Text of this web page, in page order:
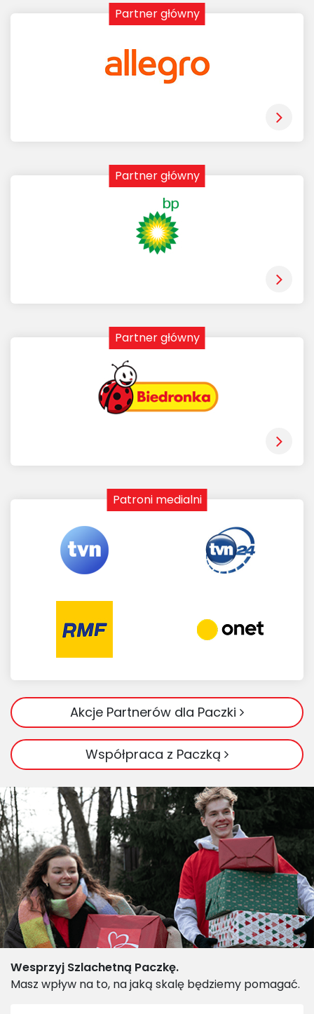
Partner główny
Partner główny
Partner główny
Patroni medialni
Współpraca z Paczką
Akcje Partnerów dla Paczki
Wesprzyj Szlachetną Paczkę.
Masz wpływ na to, na jaką skalę będziemy pomagać.